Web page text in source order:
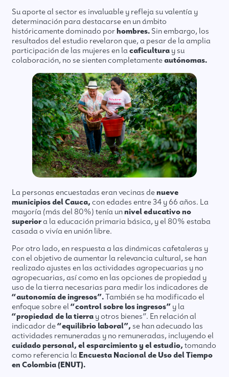
Su aporte al sector es invaluable y refleja su valentía y
determinación para destacarse en un ámbito
históricamente dominado porhombres. Sin embargo, los
resultados del estudio revelaron que, a pesar de la amplia
participación de las mujeres en lacaficultura y su
colaboración, no se sienten completamenteautónomas.
La personas encuestadas eran vecinas denueve
municipios del Cauca, con edades entre 34 y 66 años. La
mayoría (más del 80%) tenía unnivel educativo no
superiora la educación primaria básica, y el 80% estaba
casada o vivía en unión libre.
Por otro lado, en respuesta a las dinámicas cafetaleras y
con el objetivo de aumentar la relevancia cultural, se han
realizado ajustes en las actividades agropecuarias y no
agropecuarias, así como en las opciones de propiedad y
uso de la tierra necesarias para medir los indicadores de
“autonomía de ingresos”.También se ha modificado el
enfoque sobre el“control sobre los ingresos” y la
“propiedad de la tierra y otros bienes”. En relación al
indicador de“equilibrio laboral”, se han adecuado las
actividades remuneradas y no remuneradas, incluyendo el
cuidado personal, el esparcimiento y el estudio, tomando
como referencia la Encuesta Nacional de Uso del Tiempo
en Colombia (ENUT).